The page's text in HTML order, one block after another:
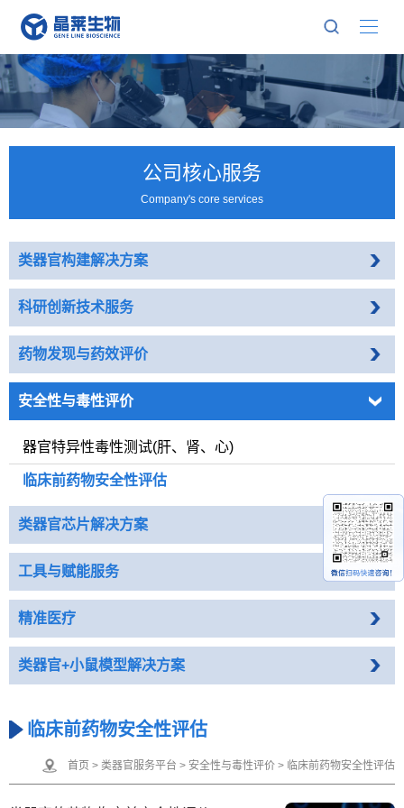
公司核心服务
Company's core services
类器官构建解决方案
科研创新技术服务
药物发现与药效评价
安全性与毒性评价
器官特异性毒性测试(肝、肾、心)
临床前药物安全性评估
类器官芯片解决方案
工具与赋能服务
精准医疗
类器官+小鼠模型解决方案
临床前药物安全性评估
首页 > 类器官服务平台 > 安全性与毒性评价 > 临床前药物安全性评估